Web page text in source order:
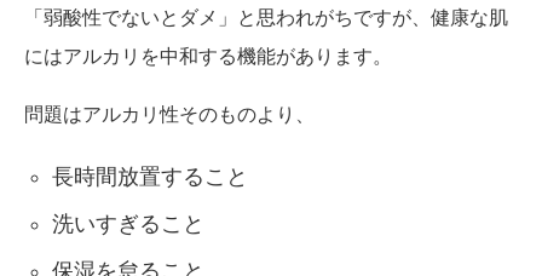
「弱酸性でないとダメ」と思われがちですが、健康な肌
にはアルカリを中和する機能があります。
問題はアルカリ性そのものより、
長時間放置すること
洗いすぎること
保湿を怠ること